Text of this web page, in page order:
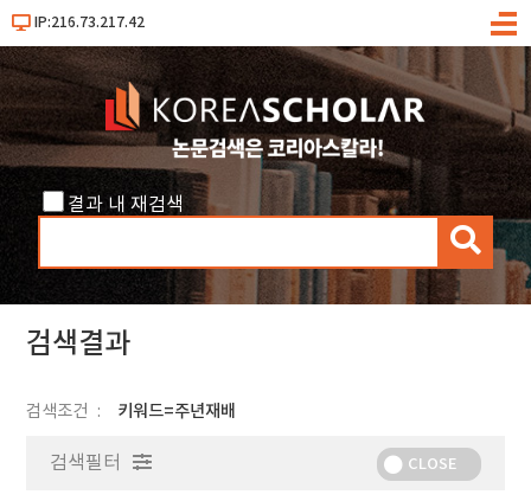
IP:216.73.217.42
메
결과 내 재검색
검
색
검색결과
검색조건 키워드=주년재배
검색필터 CLOSE